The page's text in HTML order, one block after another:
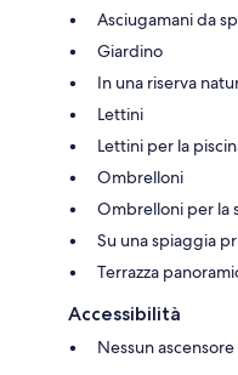
Asciugamani da
Giardino
In una riserva
Lettini
Lettini per la
Ombrelloni
Ombrelloni per la
Su una spiaggia
Terrazza
Accessibilità
Nessun ascensore